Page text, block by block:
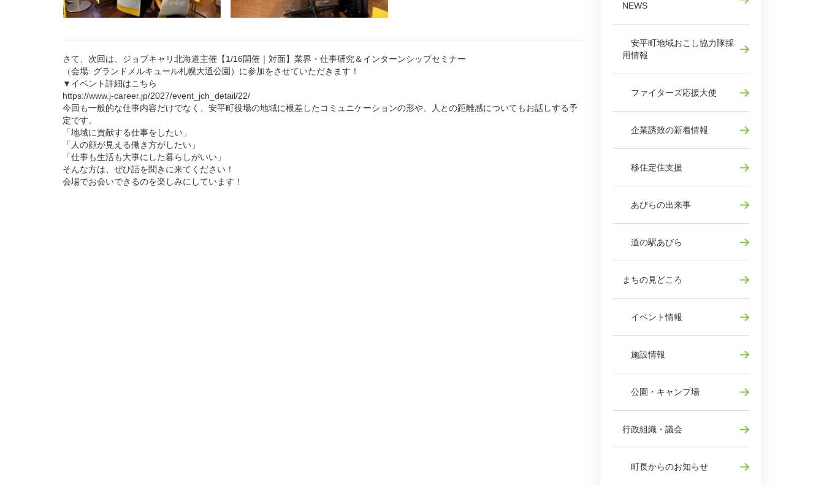
さて、次回は、ジョブキャリ北海道主催【1/16開催｜対面】業界・仕事研究＆インターンシップセミナー
（会場: グランドメルキュール札幌大通公園）に参加をさせていただきます！
▼イベント詳細はこちら
https://www.j-career.jp/2027/event_jch_detail/22/
今回も一般的な仕事内容だけでなく、安平町役場の地域に根差したコミュニケーションの形や、人との距離感についてもお話しする予
定です。
「地域に貢献する仕事をしたい」
「人の顔が見える働き方がしたい」
「仕事も生活も大事にした暮らしがいい」
そんな方は、ぜひ話を聞きに来てください！
会場でお会いできるのを楽しみにしています！
NEWS
安平町地域おこし協力隊採
用情報
ファイターズ応援大使
企業誘致の新着情報
移住定住支援
あびらの出来事
道の駅あびら
まちの見どころ
イベント情報
施設情報
公園・キャンプ場
行政組織・議会
町長からのお知らせ